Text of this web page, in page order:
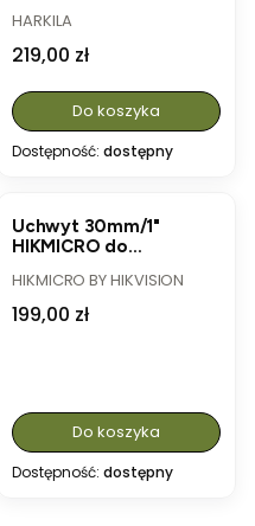
Green
PRODUCENT
HARKILA
Cena
219,00 zł
Do koszyka
Dostępność: dostępny
Uchwyt 30mm/1"
HIKMICRO do
podczerwieni
PRODUCENT
HIKMICRO BY HIKVISION
Cena
199,00 zł
Do koszyka
Dostępność: dostępny